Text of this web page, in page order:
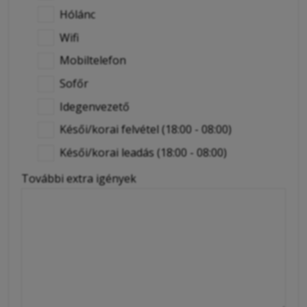
Hólánc
Wifi
Mobiltelefon
Sofőr
Idegenvezető
Késői/korai felvétel (18:00 - 08:00)
Késői/korai leadás (18:00 - 08:00)
További extra igények